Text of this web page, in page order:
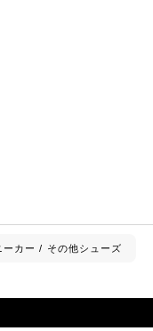
ーカー / その他シューズ